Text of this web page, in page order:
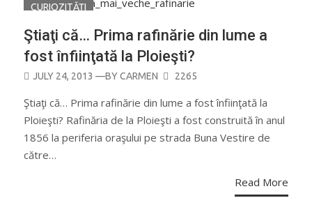
CURIOZITĂŢI
Ştiaţi că… Prima rafinărie din lume a
fost înfiinţată la Ploieşti?
POSTED
JULY 24, 2013 —BYCARMEN 2265
Ştiaţi că… Prima rafinărie din lume a fost înfiinţată la
Ploieşti? Rafinăria de la Ploieşti a fost construită în anul
1856 la periferia oraşului pe strada Buna Vestire de
către…
Read More